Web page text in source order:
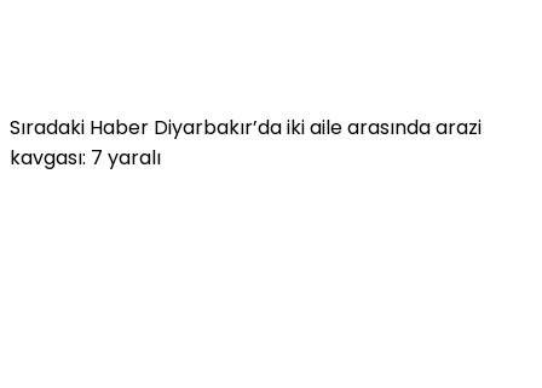
Sıradaki Haber Diyarbakır’da iki aile arasında arazi
kavgası: 7 yaralı